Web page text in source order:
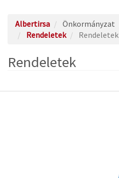
Albertirsa Önkormányzat
Rendeletek
Rendeletek
Rendeletek